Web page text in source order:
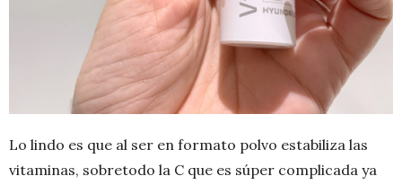
Lo lindo es que al ser en formato polvo estabiliza las
vitaminas, sobretodo la C que es súper complicada ya